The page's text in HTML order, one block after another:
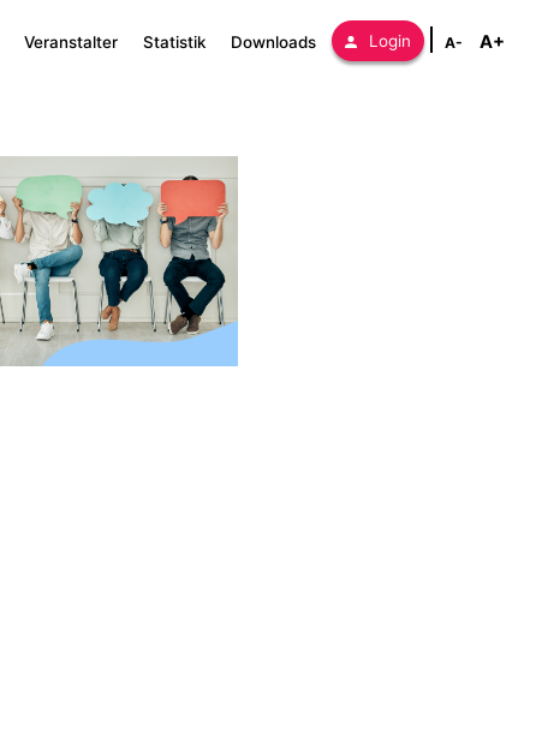
Veranstalter Statistik Downloads Login A- A+